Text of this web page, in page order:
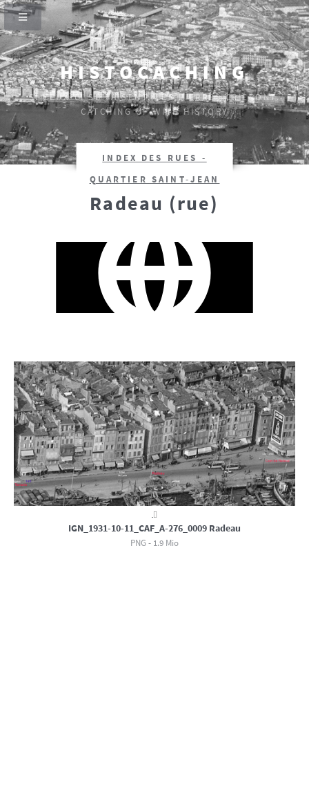
HISTOCACHING
SI CEUX-CI SE TAISENT, LES PIERRES CRIERONT.
CATCHING UP WITH HISTORY
INDEX DES RUES -
QUARTIER SAINT-JEAN
Radeau (rue)
IGN_1931-10-11_CAF_A-276_0009 Radeau
PNG - 1.9 Mio